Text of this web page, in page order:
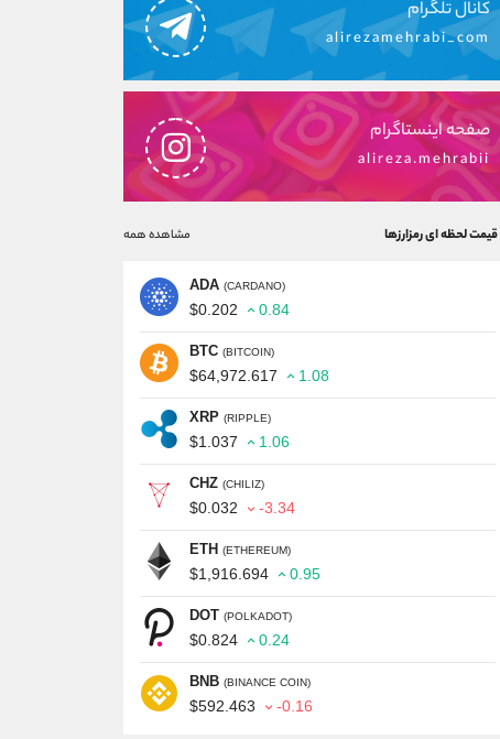
کانال تلگرام
alirezamehrabi_com
صفحه اینستاگرام
alireza.mehrabii
قیمت لحظه ای رمزارزها مشاهده همه
ADA (CARDANO)
$0.202 0.84
BTC (BITCOIN)
$64,972.617 1.08
XRP (RIPPLE)
$1.037 1.06
CHZ (CHILIZ)
$0.032 -3.34
ETH (ETHEREUM)
$1,916.694 0.95
DOT (POLKADOT)
$0.824 0.24
BNB (BINANCE COIN)
$592.463 -0.16